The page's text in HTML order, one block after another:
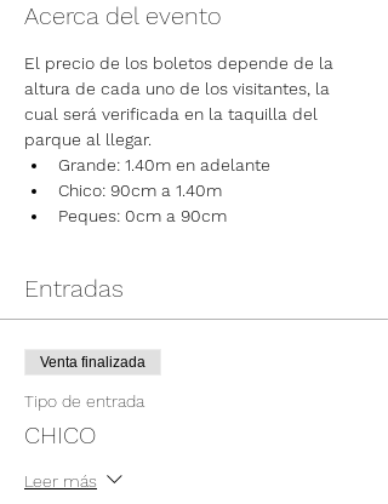
Acerca del evento
El precio de los boletos depende de la
altura de cada uno de los visitantes, la
cual será verificada en la taquilla del
parque al llegar.
Grande: 1.40m en adelante
Chico: 90cm a 1.40m
Peques: 0cm a 90cm
Entradas
Venta finalizada
Tipo de entrada
CHICO
Leer más